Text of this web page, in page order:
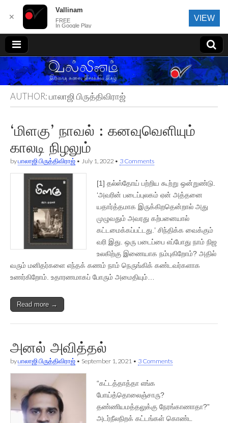
வல்லினம்
AUTHOR:பாலாஜி பிருத்திவிராஜ்
‘மிளகு’ நாவல் : கனவுவெளியும்
காலடி நிழலும்
byபாலாஜி பிருத்திவிராஜ் • July 1, 2022 • 3 Comments
[1] தல்ஸ்தோய் பற்றிய கூற்று ஒன்றுண்டு.
‘அவரின் படைப்புலகம் ஏன் அத்தனை
யதார்த்தமாக இருக்கிறதென்றால் அது
முழுவதும் அவரது கற்பனையால்
கட்டமைக்கப்பட்டது.’ சிந்திக்க வைக்கும்
வரி இது. ஒரு படைப்பை எப்போது நாம் நிஜ
உலகிற்கு இணையாக நம்புகிறோம்? அதில்
வரும் மனிதர்களை எந்தக் கணம் நாம் நெருங்கிக் கண்டவர்களாக
உணர்கிறோம். உதாரணமாகப் போரும் அமைதியும்…
Read more →
அனல் அவித்தல்
byபாலாஜி பிருத்திவிராஜ் • September 1, 2021 • 3 Comments
“கட்டத்தாத்தா எங்க
போய்த்தொலைஞ்சாரு?
தண்ணியமத்தலுக்கு நேரங்காணாதா?”
அடர்நீலநிறக் கட்டங்கள் கொண்ட
✕
Vallinam
FREE
In Google Play
VIEW